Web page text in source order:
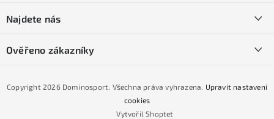
Obchodní podmínky
Podmínky GDPR
Podmínky nákupu na splátky ESSOX
Naše prodejna
Najdete nás
Ověřeno zákazníky
Vytvořil Shoptet
Copyright 2026 Dominosport. Všechna práva vyhrazena. Upravit nastavení
cookies